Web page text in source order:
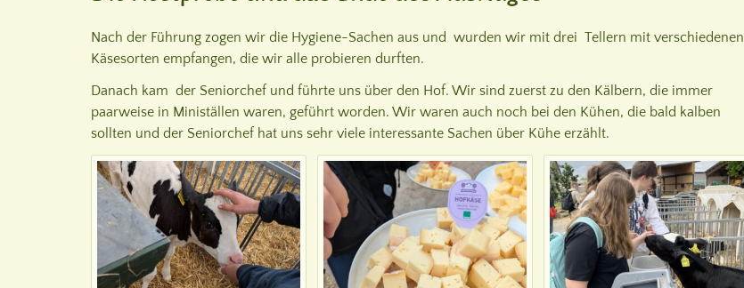
Nach der Führung zogen wir die Hygiene-Sachen aus und wurden wir mit drei Tellern mit verschiedenen
Käsesorten empfangen, die wir alle probieren durften.
Danach kam der Seniorchef und führte uns über den Hof. Wir sind zuerst zu den Kälbern, die immer
paarweise in Ministällen waren, geführt worden. Wir waren auch noch bei den Kühen, die bald kalben
sollten und der Seniorchef hat uns sehr viele interessante Sachen über Kühe erzählt.